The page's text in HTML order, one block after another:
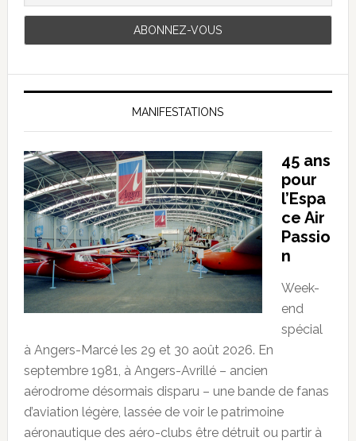
MANIFESTATIONS
45 ans
pour
l’Espa
ce Air
Passio
n
Week-
end
spécial
à Angers-Marcé les 29 et 30 août 2026. En
septembre 1981, à Angers-Avrillé – ancien
aérodrome désormais disparu – une bande de fanas
d’aviation légère, lassée de voir le patrimoine
aéronautique des aéro-clubs être détruit ou partir à